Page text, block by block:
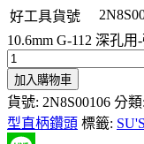
好工具貨號
10.6mm G-112 深孔
加入購物車
貨號: 2N8S00106 分類:
型直柄鑽頭 標籤: SU'S